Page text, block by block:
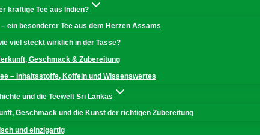
kräftige Tee aus Indien?
ein besonderer Tee aus dem Herzen Assams
viel steckt wirklich in der Tasse?
Geschmack & Zubereitung
– Inhaltsstoffe, Koffein und Wissenswertes
und die Teewelt Sri Lankas
Geschmack und die Kunst der richtigen Zubereitung
und einzigartig